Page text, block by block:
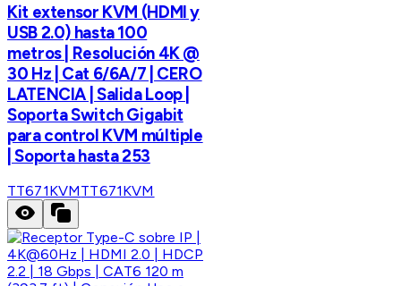
Kit extensor KVM (HDMI y
USB 2.0) hasta 100
metros | Resolución 4K @
30 Hz | Cat 6/6A/7 | CERO
LATENCIA | Salida Loop |
Soporta Switch Gigabit
para control KVM múltiple
| Soporta hasta 253
TT671KVMTT671KVM